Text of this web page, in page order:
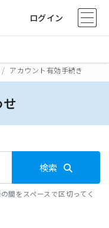
ログイン
アカウント有効手続き
検索
間をスペースで区切ってく